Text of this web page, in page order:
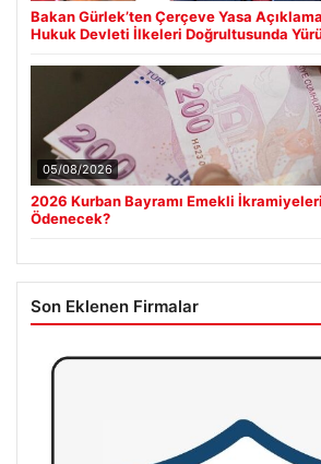
Bakan Gürlek’ten Çerçeve Yasa
Hukuk Devleti İlkeleri Doğrultusunda
05/08/2026
2026 Kurban Bayramı Emekli
Ödenecek?
Son Eklenen Firmalar